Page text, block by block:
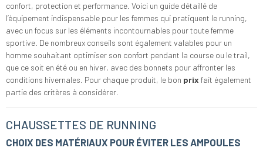
confort, protection et performance. Voici un guide détaillé de
l’équipement indispensable pour les femmes qui pratiquent le running,
avec un focus sur les éléments incontournables pour toute femme
sportive. De nombreux conseils sont également valables pour un
homme souhaitant optimiser son confort pendant la course ou le trail,
que ce soit en été ou en hiver, avec des bonnets pour affronter les
conditions hivernales. Pour chaque produit, le bon prix fait également
partie des critères à considérer.
CHAUSSETTES DE RUNNING
CHOIX DES MATÉRIAUX POUR ÉVITER LES AMPOULES